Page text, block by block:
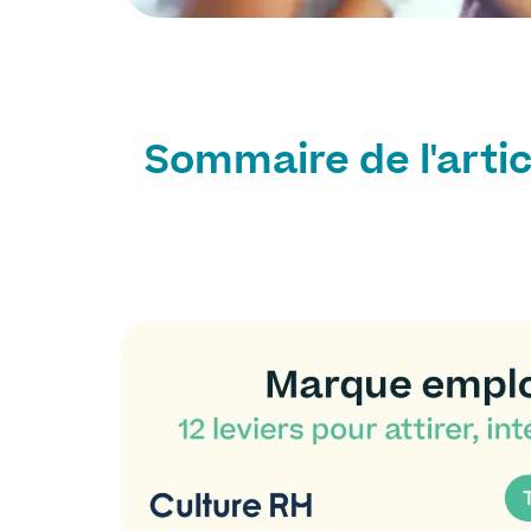
Sommaire de